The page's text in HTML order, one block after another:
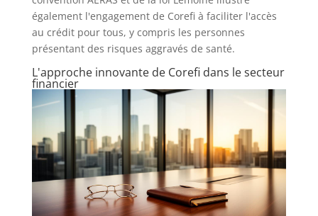
également l'engagement de Corefi à faciliter l'accès
au crédit pour tous, y compris les personnes
présentant des risques aggravés de santé.
L'approche innovante de Corefi dans le secteur
financier